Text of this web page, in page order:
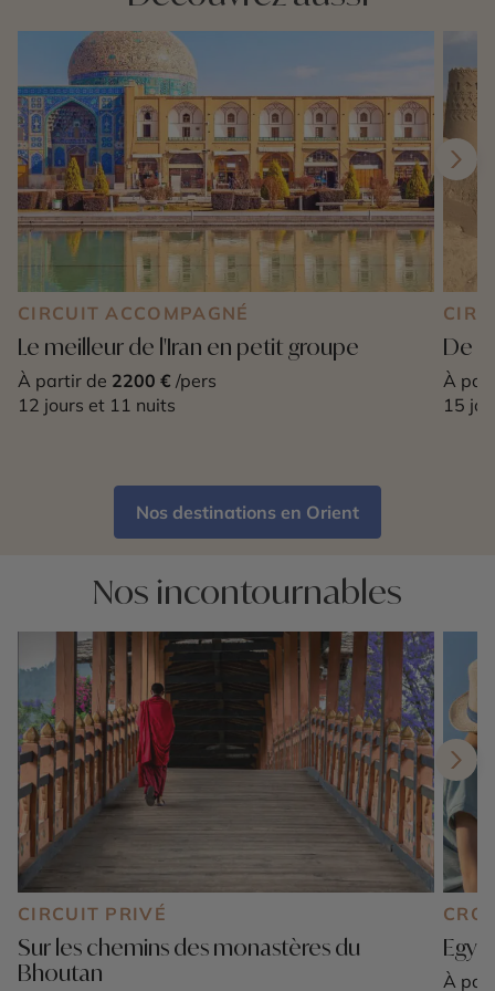
CIRCUIT ACCOMPAGNÉ
Le meilleur de l'Iran en petit groupe
À partir de 2200 € /pers
12 jours et 11 nuits
De
À
15
Nos destinations en Orient
Nos incontournables
CIRCUIT PRIVÉ
Sur les chemins des monastères du
Bhoutan
À